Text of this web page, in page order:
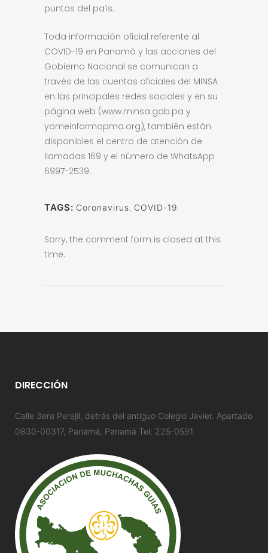
puntos del país.
Toda información oficial referente al
COVID-19 en Panamá y las acciones del
Gobierno Nacional se comunican a
través de las cuentas oficiales del MINSA
en las principales redes sociales y en su
página web (www.minsa.gob.pa y
yomeinformopma.org), también están
disponibles el centro de atención de
llamadas 169 y el número de WhatsApp
6997-2539.
TAGS: Coronavirus, COVID-19
Sorry, the comment form is closed at this
time.
DIRECCIÓN
Calle 3era Perejil, detrás del antiguo Colegio Javier. Apartado
0830-00317, Panamá, Panamá Tel: 225-0591